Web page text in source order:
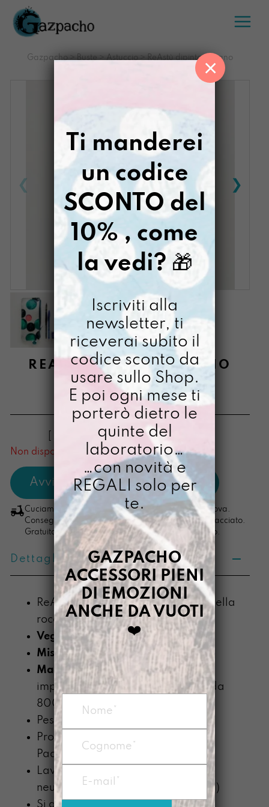
Salta
contenuto
Gazpacho > Buste > Astuccio >
ReAstù dipinto a mano
REASTÙ DIPINTO A MANO
RICOMINCIOLEDÌ
€22,00
[ Astuccio Astuccio: 22 x 10 x 1,5 cm ]
Non disponibile al momento
Cuciamo ogni ordine nel nostro laboratorio di Padova.
Consegna in 4/5 giorni lavorativi, pacco sempre tracciato.
Gratuita per ordini di importo superiore ai 100 euro.
Dettagli prodotto
ReAstù libera le matite conficcate nella
roccia per farle scorrere su carta.
Vegan
Misura22 x 10 x 1,5 cm
Materiale: Prodotto con telo
impermeabile di PVC recuperato da
800g/mq
Peso: circa 90g
Prodotto nel nostro laboratorio di
Padova
Lavabile a mano con detergente
neutro (senza componente alcolica)
Si ammorbidisce con l’uso
Ti manderei
un codice
SCONTO del
10% , come
la vedi? 🎁
Iscriviti alla
newsletter, ti
riceverai subito il
codice sconto da
usare sullo Shop.
E poi ogni mese ti
porterò dietro le
quinte del
laboratorio…
…con novità e
REGALI solo per
te.
GAZPACHO
ACCESSORI PIENI
DI EMOZIONI
ANCHE DA VUOTI
❤️
×